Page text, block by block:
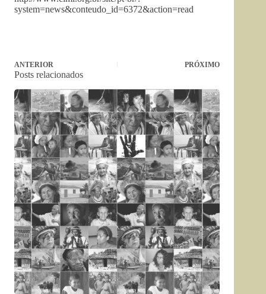
system=news&conteudo_id=6372&action=read
ANTERIOR PRÓXIMO
Posts relacionados